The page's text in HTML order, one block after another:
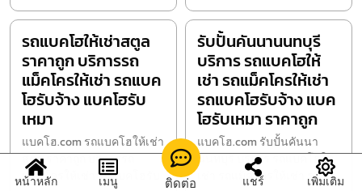
รถแบคโฮให้เช่าสตูล
ราคาถูก บริการรถ
แม็คโครให้เช่า รถแบค
โฮรับจ้าง แบคโฮรับ
เหมา
แบคโฮ.com รถแบคโฮให้เช่า
สตูล ราคาถูก บริการรถ
แม็คโครให้เช่า รถแบคโฮรับ
รับปั้นคันนานนทบุรี
บริการ รถแบคโฮให้
เช่า รถแม็คโครให้เช่า
รถแบคโฮรับจ้าง แบค
โฮรับเหมา ราคาถูก
แบคโฮ.com รับปั้นคันนา
นนทบุรี บริการ รถแบคโฮให้
เช่า รถแม็คโครให้เช่า ร
หน้าหลัก เมนู ติดต่อ แชร์ เพิ่มเติม